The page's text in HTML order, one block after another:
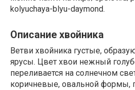
kolyuchaya-blyu-daymond.
Описание хвойника
Ветви хвойника густые,
ярусы. Цвет хвои нежный
переливается на солнечном
коричневые, овальной формы,